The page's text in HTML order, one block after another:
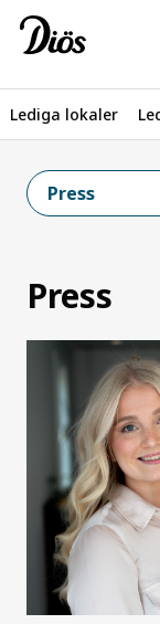
Lediga lokaler
Press
Press